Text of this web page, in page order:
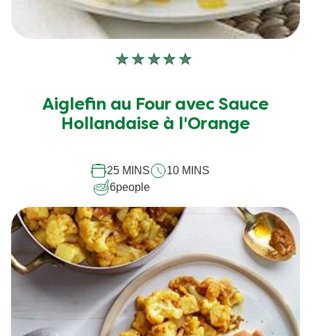
Aucune
soumise
pour
Aiglefin au Four avec Sauce
Hollandaise à l'Orange
25 MINS
10 MINS
6people